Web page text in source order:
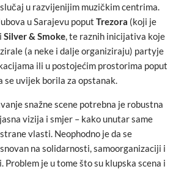
u razvijenijim muzičkim centrima.
u Sarajevu poput Trezora (koji je
Silver & Smoke, te raznih inicijativa koje
(a neke i dalje organiziraju) partyje
ili u postojećim prostorima poput
se uvijek borila za opstanak.
snažne scene potrebna je robustna
vizija i smjer – kako unutar same
vlasti. Neophodno je da se
na solidarnosti, samoorganizaciji i
Problem je u tome što su klupska scena i